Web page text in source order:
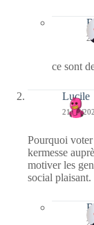
ce sont
Lucile
21/06/
Pourquoi voter
kermesse
motiver les
social plaisant.